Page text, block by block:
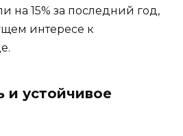
на 15% за последний год,
интересе к
и устойчивое